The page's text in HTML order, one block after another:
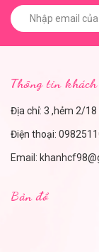
Thông tin khách
Địa chỉ: 3 ,hẻm 2/
Điện thoại:
Email:
Bản đồ